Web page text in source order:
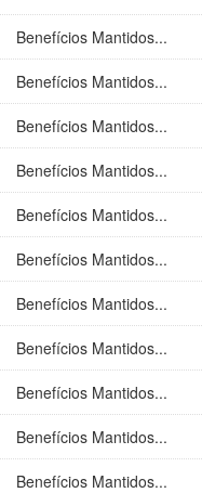
Benefícios Mantidos...
Benefícios Mantidos...
Benefícios Mantidos...
Benefícios Mantidos...
Benefícios Mantidos...
Benefícios Mantidos...
Benefícios Mantidos...
Benefícios Mantidos...
Benefícios Mantidos...
Benefícios Mantidos...
Benefícios Mantidos...